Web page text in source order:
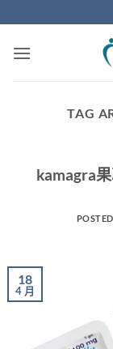
to
content
TAG
kamagra
18
4 月